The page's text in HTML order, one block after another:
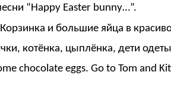
“Happy Easter bunny…”.
и большие яйца в
котёнка, цыплёнка, дети
chocolate eggs. Go to Tom and